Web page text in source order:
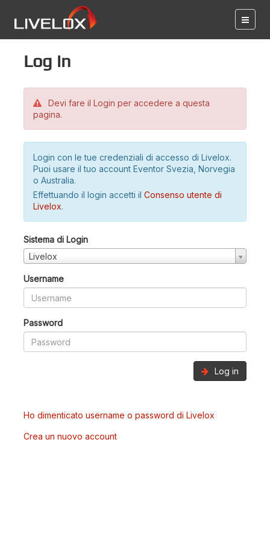
Log in
Devi fare il Login per accedere a questa
pagina.
Login con le tue credenziali di accesso di Livelox.
Puoi usare il tuo account Eventor Svezia, Norvegia
o Australia.
Effettuando il login accetti il Consenso utente di
Livelox.
Sistema di Login
Livelox
Username
Password
Log in
Ho dimenticato username o password di Livelox
Crea un nuovo account